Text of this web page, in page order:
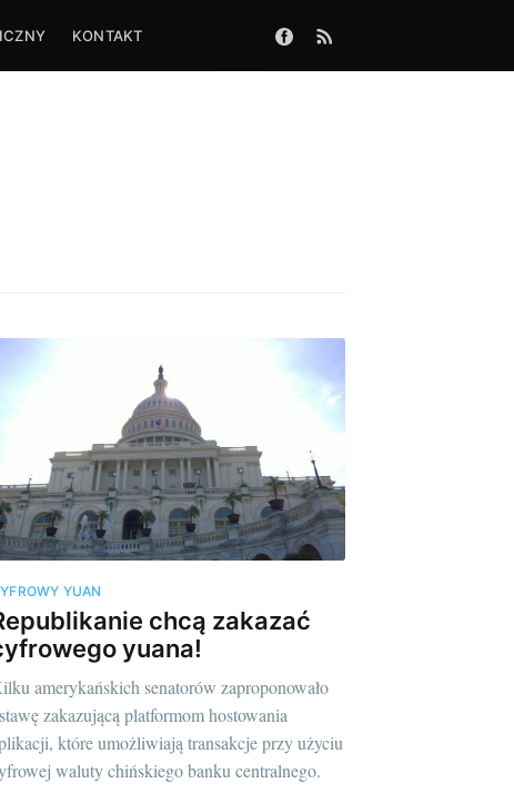
KONTAKT
YUAN
chcą zakazać
yuana!
amerykańskich senatorów zaproponowało
zakazującą platformom hostowania
które umożliwiają transakcje przy użyciu
waluty chińskiego banku centralnego.